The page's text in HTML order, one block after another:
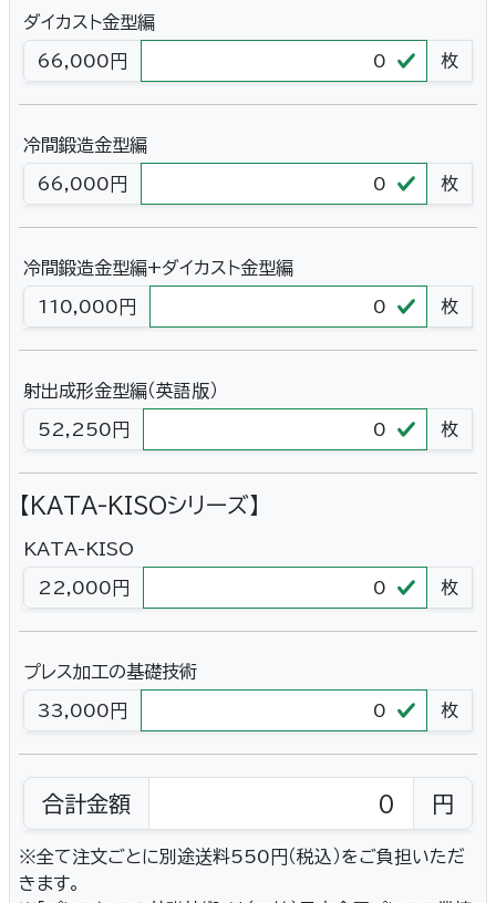
ダイカスト金型編
66,000円 枚
冷間鍛造金型編
66,000円 枚
冷間鍛造金型編+ダイカスト金型編
110,000円 枚
射出成形金型編（英語版）
52,250円 枚
【KATA-KISOシリーズ】
KATA-KISO
22,000円 枚
プレス加工の基礎技術
33,000円 枚
合計金額 円
※全て注文ごとに別途送料550円（税込）をご負担いただ
きます。